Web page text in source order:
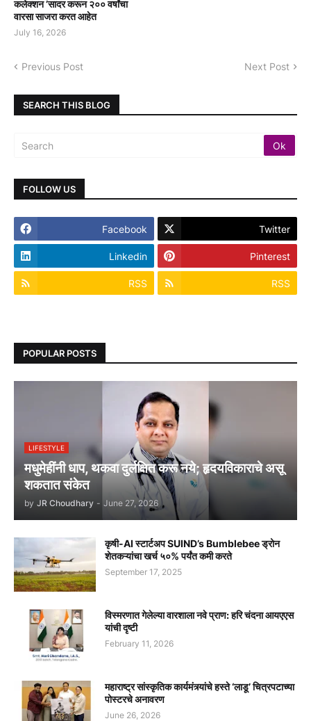
कलेक्शन ’सादर करून २०० वर्षांचा
वारसा साजरा करत आहेत
July 16, 2026
Previous Post Next Post
SEARCH THIS BLOG
FOLLOW US
Facebook Twitter
Linkedin Pinterest
RSS RSS
POPULAR POSTS
LIFESTYLE
मधुमेहींनी धाप, थकवा दुर्लक्षित करू नये; हृदयविकाराचे असू
शकतात संकेत
by JR Choudhary - June 27, 2026
कृषी-AI स्टार्टअप SUIND’s Bumblebee ड्रोन
शेतकऱ्यांचा खर्च ५०% पर्यंत कमी करते
September 17, 2025
विस्मरणात गेलेल्या वारशाला नवे प्राण: हरि चंदना आयएएस
यांची दृष्टी
February 11, 2026
महाराष्ट्र सांस्कृतिक कार्यमंत्र्यांचे हस्ते ‘लाडू’ चित्रपटाच्या
पोस्टरचे अनावरण
June 26, 2026